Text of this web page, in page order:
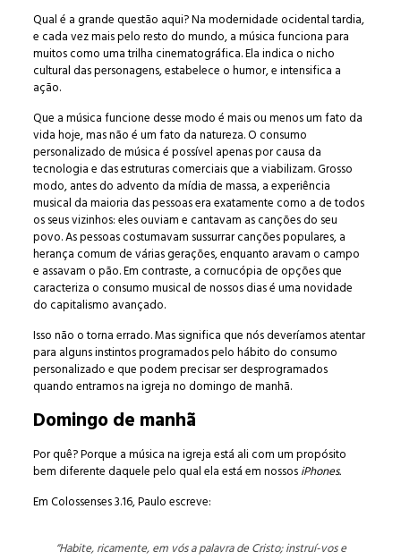
Qual é a grande questão aqui? Na modernidade ocidental tardia,
e cada vez mais pelo resto do mundo, a música funciona para
muitos como uma trilha cinematográfica. Ela indica o nicho
cultural das personagens, estabelece o humor, e intensifica a
ação.
Que a música funcione desse modo é mais ou menos um fato da
vida hoje, mas não é um fato da natureza. O consumo
personalizado de música é possível apenas por causa da
tecnologia e das estruturas comerciais que a viabilizam. Grosso
modo, antes do advento da mídia de massa, a experiência
musical da maioria das pessoas era exatamente como a de todos
os seus vizinhos: eles ouviam e cantavam as canções do seu
povo. As pessoas costumavam sussurrar canções populares, a
herança comum de várias gerações, enquanto aravam o campo
e assavam o pão. Em contraste, a cornucópia de opções que
caracteriza o consumo musical de nossos dias é uma novidade
do capitalismo avançado.
Isso não o torna errado. Mas significa que nós deveríamos atentar
para alguns instintos programados pelo hábito do consumo
personalizado e que podem precisar ser desprogramados
quando entramos na igreja no domingo de manhã.
Domingo de manhã
Por quê? Porque a música na igreja está ali com um propósito
bem diferente daquele pelo qual ela está em nossosiPhones.
Em Colossenses 3.16, Paulo escreve:
“Habite, ricamente, em vós a palavra de Cristo; instruí-vos e